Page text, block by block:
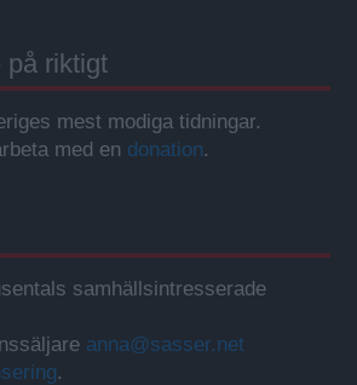
på riktigt
mest modiga tidningar.
med en donation.
samhällsintresserade
anna@sasser.net
.